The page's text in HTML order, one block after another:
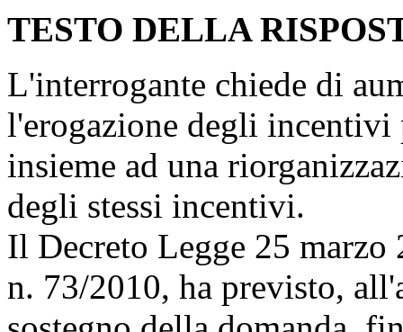
TESTO DELLA
L'interrogante chiede di
l'erogazione degli
insieme ad una
degli stessi incentivi.
Il Decreto Legge 25
n. 73/2010, ha previsto,